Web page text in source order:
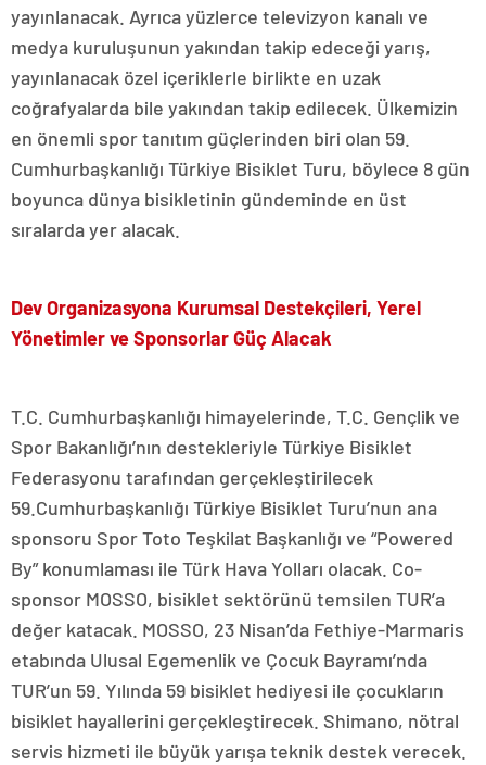
yayınlanacak. Ayrıca yüzlerce televizyon kanalı ve
medya kuruluşunun yakından takip edeceği yarış,
yayınlanacak özel içeriklerle birlikte en uzak
coğrafyalarda bile yakından takip edilecek. Ülkemizin
en önemli spor tanıtım güçlerinden biri olan 59.
Cumhurbaşkanlığı Türkiye Bisiklet Turu, böylece 8 gün
boyunca dünya bisikletinin gündeminde en üst
sıralarda yer alacak.
Dev Organizasyona Kurumsal Destekçileri, Yerel
Yönetimler ve Sponsorlar Güç Alacak
T.C. Cumhurbaşkanlığı himayelerinde, T.C. Gençlik ve
Spor Bakanlığı’nın destekleriyle Türkiye Bisiklet
Federasyonu tarafından gerçekleştirilecek
59.Cumhurbaşkanlığı Türkiye Bisiklet Turu’nun ana
sponsoru Spor Toto Teşkilat Başkanlığı ve “Powered
By” konumlaması ile Türk Hava Yolları olacak. Co-
sponsor MOSSO, bisiklet sektörünü temsilen TUR’a
değer katacak. MOSSO, 23 Nisan’da Fethiye-Marmaris
etabında Ulusal Egemenlik ve Çocuk Bayramı’nda
TUR’un 59. Yılında 59 bisiklet hediyesi ile çocukların
bisiklet hayallerini gerçekleştirecek. Shimano, nötral
servis hizmeti ile büyük yarışa teknik destek verecek.